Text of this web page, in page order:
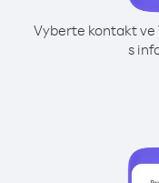
Vyberte kontakt ve
s